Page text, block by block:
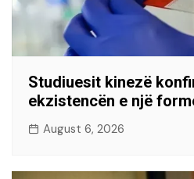
Studiuesit kinezë
ekzistencën e një
August 6, 2026